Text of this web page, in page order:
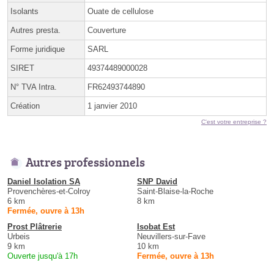
Isolants Ouate de cellulose
Autres presta. Couverture
Forme juridique SARL
SIRET 49374489000028
N° TVA Intra. FR62493744890
Création 1 janvier 2010
C'est votre entreprise ?
Autres professionnels
Daniel Isolation SA
Provenchères-et-Colroy
6 km
Fermée, ouvre à 13h
SNP David
Saint-Blaise-la-Roche
8 km
Prost Plâtrerie
Urbeis
9 km
Ouverte jusqu'à 17h
Isobat Est
Neuvillers-sur-Fave
10 km
Fermée, ouvre à 13h